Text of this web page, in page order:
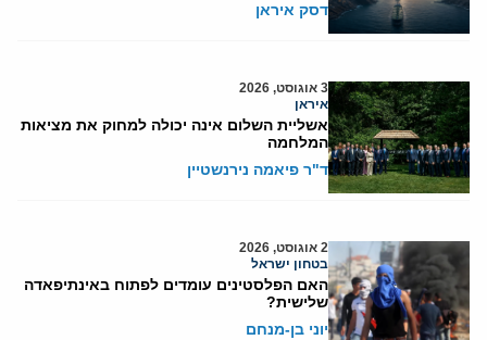
דסק איראן
3 אוגוסט, 2026
איראן
אשליית השלום אינה יכולה למחוק את מציאות
המלחמה
ד"ר פיאמה נירנשטיין
2 אוגוסט, 2026
בטחון ישראל
האם הפלסטינים עומדים לפתוח באינתיפאדה
שלישית?
יוני בן-מנחם